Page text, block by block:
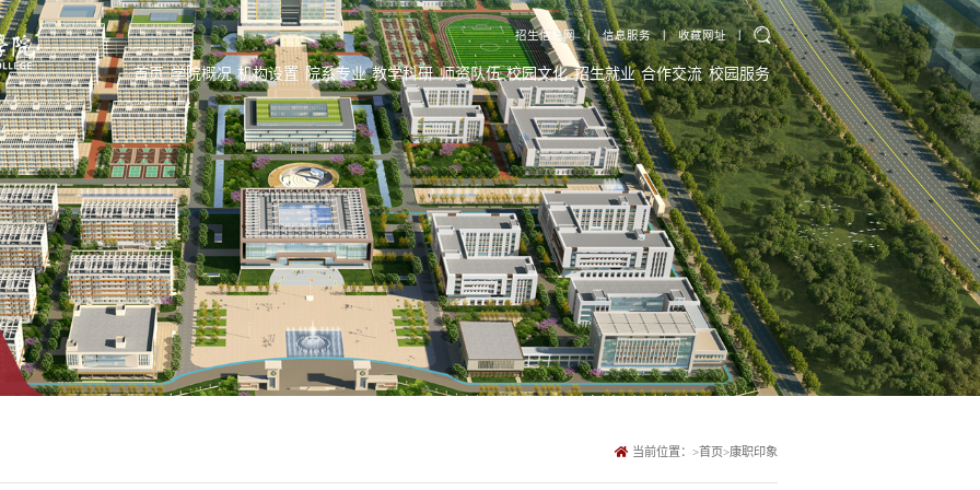
招生信息网 丨 信息服务 丨 收藏网址 丨
首页 学院概况 机构设置 院系专业 教学科研 师资队伍 校园文化 招生就业 合作交流 校园服务
当前位置： >首页>康职印象